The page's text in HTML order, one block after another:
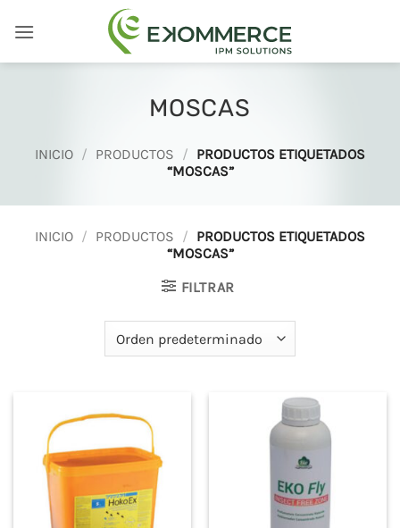
MOSCAS
INICIO / PRODUCTOS / PRODUCTOS ETIQUETADOS
“MOSCAS”
INICIO / PRODUCTOS / PRODUCTOS ETIQUETADOS
“MOSCAS”
FILTRAR